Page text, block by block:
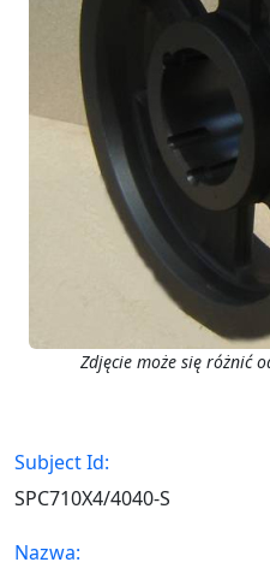
Zdjęcie może się różnić
Subject Id:
SPC710X4/4040-S
Nazwa: